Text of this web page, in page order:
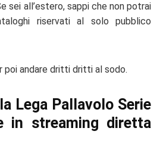
sei all’estero, sappi che non potrai
riservati al solo pubblico
poi andare dritti dritti al sodo.
Lega Pallavolo Serie
in streaming diretta